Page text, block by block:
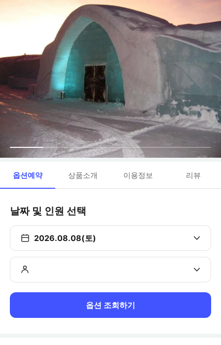
옵션예약 상품소개 이용정보 리뷰
날짜 및 인원 선택
2026.08.08(토)
옵션 조회하기